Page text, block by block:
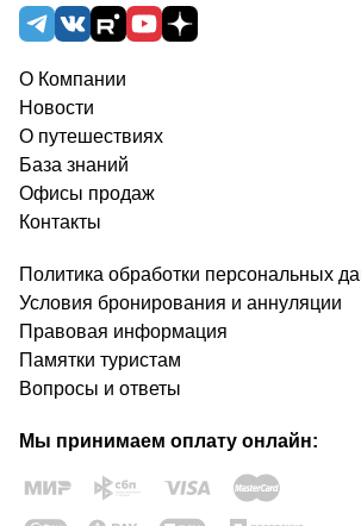
О Компании
Новости
О путешествиях
База знаний
Офисы продаж
Контакты
Политика обработки персональных
Условия бронирования и аннуляции
Правовая информация
Памятки туристам
Вопросы и ответы
Мы принимаем оплату онлайн: